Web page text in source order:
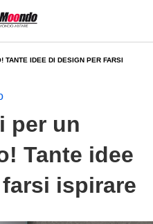
TANTE IDEE DI DESIGN PER FARSI
per un
Tante idee
ispirare